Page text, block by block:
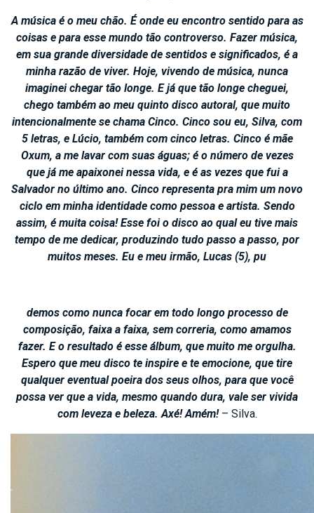
A música é o meu chão. É onde eu encontro sentido para as
coisas e para esse mundo tão controverso. Fazer música,
em sua grande diversidade de sentidos e significados, é a
minha razão de viver. Hoje, vivendo de música, nunca
imaginei chegar tão longe. E já que tão longe cheguei,
chego também ao meu quinto disco autoral, que muito
intencionalmente se chama Cinco. Cinco sou eu, Silva, com
5 letras, e Lúcio, também com cinco letras. Cinco é mãe
Oxum, a me lavar com suas águas; é o número de vezes
que já me apaixonei nessa vida, e é as vezes que fui a
Salvador no último ano. Cinco representa pra mim um novo
ciclo em minha identidade como pessoa e artista. Sendo
assim, é muita coisa! Esse foi o disco ao qual eu tive mais
tempo de me dedicar, produzindo tudo passo a passo, por
muitos meses. Eu e meu irmão, Lucas (5), pu
demos como nunca focar em todo longo processo de
composição, faixa a faixa, sem correria, como amamos
fazer. E o resultado é esse álbum, que muito me orgulha.
Espero que meu disco te inspire e te emocione, que tire
qualquer eventual poeira dos seus olhos, para que você
possa ver que a vida, mesmo quando dura, vale ser vivida
com leveza e beleza. Axé! Amém! – Silva.